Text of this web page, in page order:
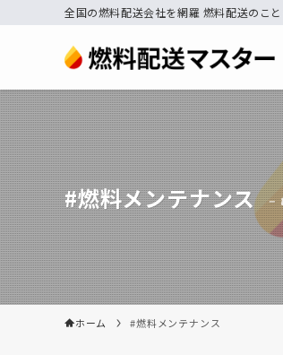
全国の燃料配送会社を網羅 燃料配送のこ
#燃料メンテナンス –
ホーム #燃料メンテナンス